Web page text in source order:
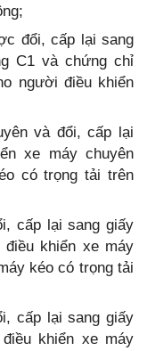
đổi, cấp lại sang
C1 và chứng chỉ
người điều khiển
và đổi, cấp lại
xe máy chuyên
có trọng tải trên
cấp lại sang giấy
khiển xe máy
kéo có trọng tải
cấp lại sang giấy
khiển xe máy